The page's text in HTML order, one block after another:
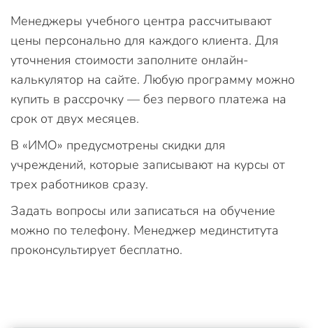
Менеджеры учебного центра рассчитывают
цены персонально для каждого клиента. Для
уточнения стоимости заполните онлайн-
калькулятор на сайте. Любую программу можно
купить в рассрочку — без первого платежа на
срок от двух месяцев.
В «ИМО» предусмотрены скидки для
учреждений, которые записывают на курсы от
трех работников сразу.
Задать вопросы или записаться на обучение
можно по телефону. Менеджер мединститута
проконсультирует бесплатно.